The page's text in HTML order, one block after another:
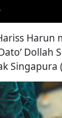
Harun
Dollah
Singapura